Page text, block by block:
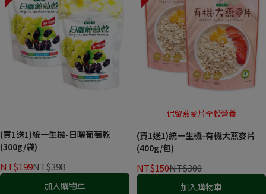
(買1送1)統一生機-日曬葡萄乾
(300g/袋)
NT$199NT$398
加入購物車
保留燕麥片全穀營養
(買1送1)統一生機-有機大燕麥片
(400g/包)
NT$150NT$300
加入購物車